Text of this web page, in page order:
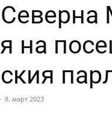
на
8. март 2023